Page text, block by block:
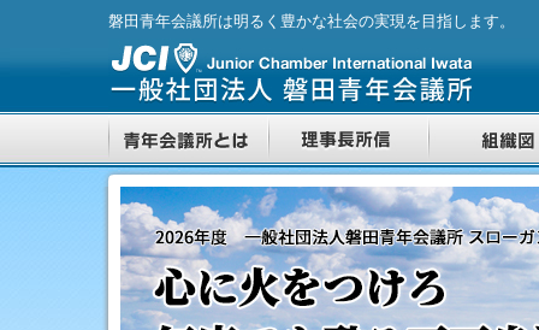
磐田青年会議所は明るく豊かな社会の実現を目指します。